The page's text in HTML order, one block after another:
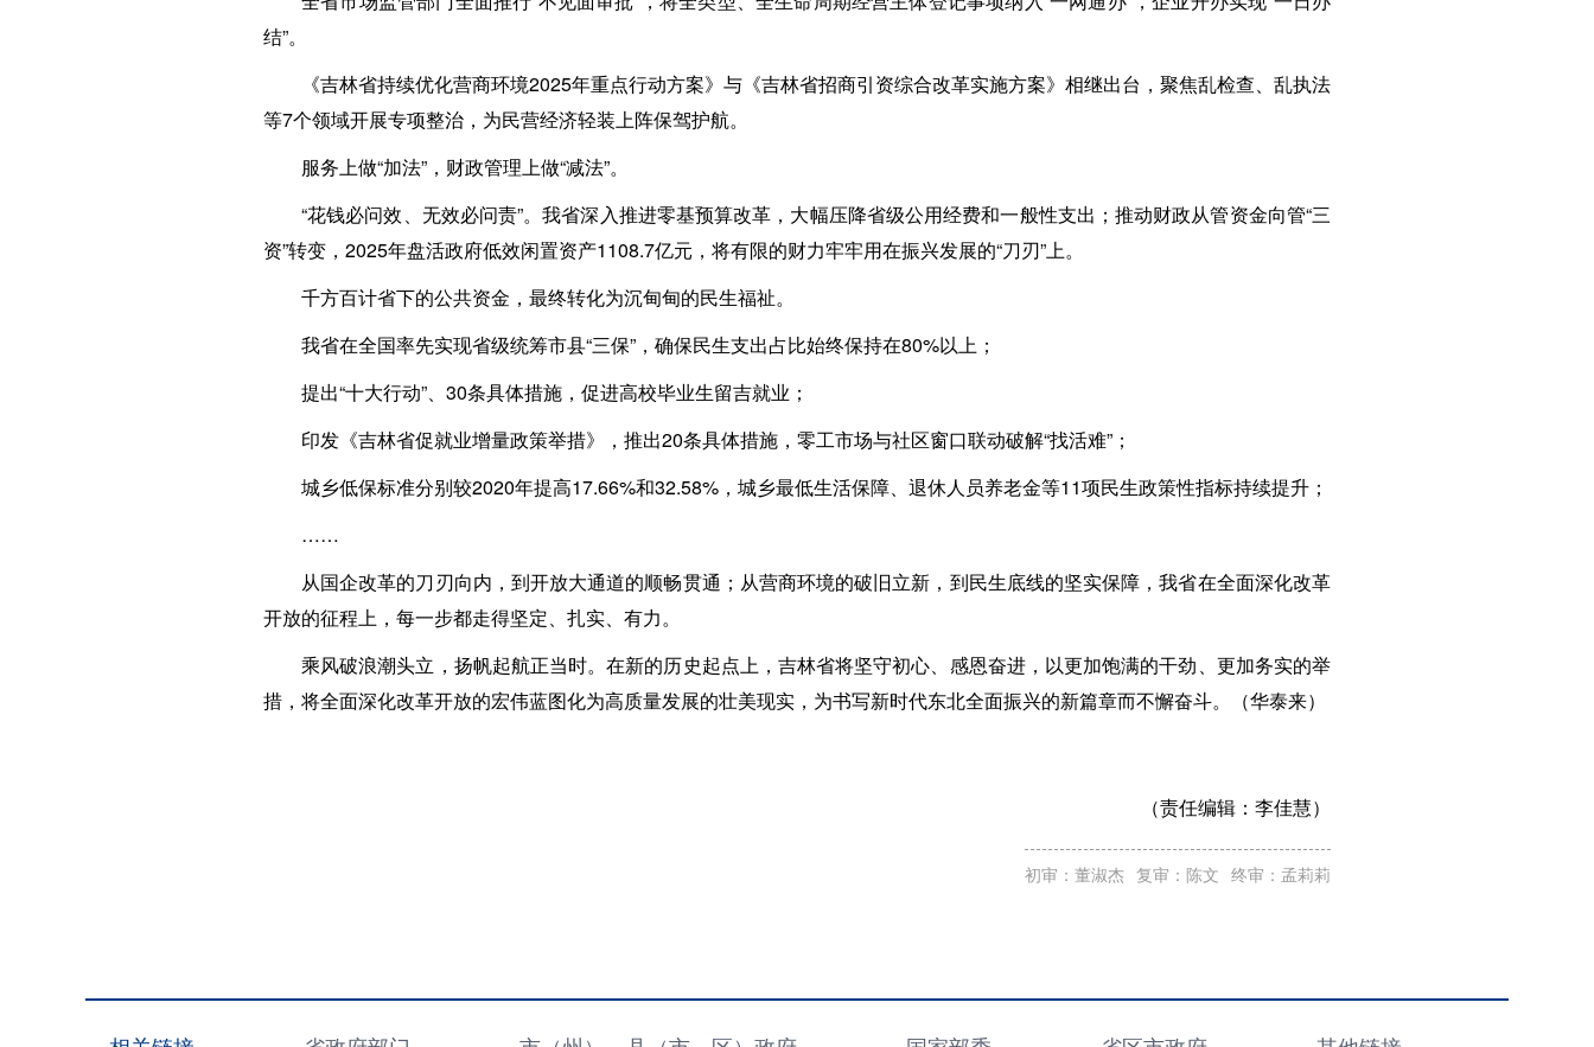
结”。
《吉林省持续优化营商环境2025年重点行动方案》与《吉林省招商引资综合改革实施方案》相继出台，聚焦乱检查、乱执法
等7个领域开展专项整治，为民营经济轻装上阵保驾护航。
服务上做“加法”，财政管理上做“减法”。
“花钱必问效、无效必问责”。我省深入推进零基预算改革，大幅压降省级公用经费和一般性支出；推动财政从管资金向管“三
资”转变，2025年盘活政府低效闲置资产1108.7亿元，将有限的财力牢牢用在振兴发展的“刀刃”上。
千方百计省下的公共资金，最终转化为沉甸甸的民生福祉。
我省在全国率先实现省级统筹市县“三保”，确保民生支出占比始终保持在80%以上；
提出“十大行动”、30条具体措施，促进高校毕业生留吉就业；
印发《吉林省促就业增量政策举措》，推出20条具体措施，零工市场与社区窗口联动破解“找活难”；
城乡低保标准分别较2020年提高17.66%和32.58%，城乡最低生活保障、退休人员养老金等11项民生政策性指标持续提升；
……
从国企改革的刀刃向内，到开放大通道的顺畅贯通；从营商环境的破旧立新，到民生底线的坚实保障，我省在全面深化改革
开放的征程上，每一步都走得坚定、扎实、有力。
乘风破浪潮头立，扬帆起航正当时。在新的历史起点上，吉林省将坚守初心、感恩奋进，以更加饱满的干劲、更加务实的举
措，将全面深化改革开放的宏伟蓝图化为高质量发展的壮美现实，为书写新时代东北全面振兴的新篇章而不懈奋斗。（华泰来）
（责任编辑： 李佳慧）
初审：董淑杰 复审：陈文 终审：孟莉莉